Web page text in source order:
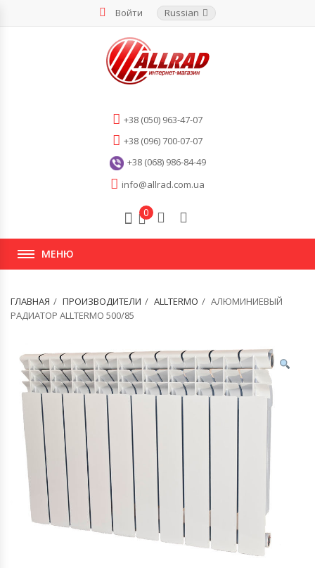
Войти Russian
+38 (050) 963-47-07
+38 (096) 700-07-07
+38 (068) 986-84-49
info@allrad.com.ua
0
МЕНЮ
ГЛАВНАЯ ПРОИЗВОДИТЕЛИ ALLTERMO
АЛЮМИНИЕВЫЙ
РАДИАТОР ALLTERMO 500/85